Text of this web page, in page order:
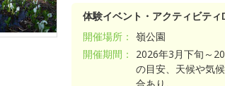
体験イベント・アクティビティ
開催場所： 嶺公園
開催期間：
2026年3月下旬～
の目安、天候や気